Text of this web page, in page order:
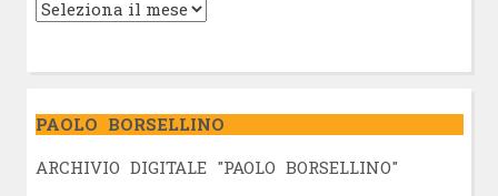
PAOLO BORSELLINO
ARCHIVIO DIGITALE "PAOLO BORSELLINO"